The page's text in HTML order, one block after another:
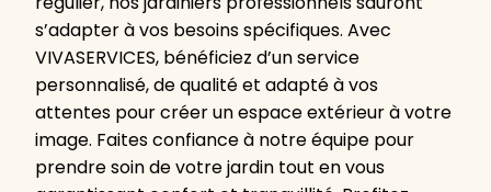
s’adapter à vos besoins spécifiques. Avec
VIVASERVICES, bénéficiez d’un service
personnalisé, de qualité et adapté à vos
attentes pour créer un espace extérieur à votre
image. Faites confiance à notre équipe pour
prendre soin de votre jardin tout en vous